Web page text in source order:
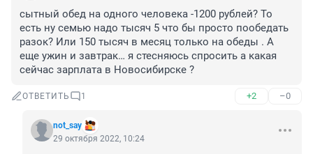
сытный обед на одного человека -1200 рублей? То
есть ну семью надо тысяч 5 что бы просто пообедать
разок? Или 150 тысяч в месяц только на обеды . А
еще ужин и завтрак… я стесняюсь спросить а какая
сейчас зарплата в Новосибирске ?
ОТВЕТИТЬ 1 +2 –0
not_say
29 октября 2022, 10:24